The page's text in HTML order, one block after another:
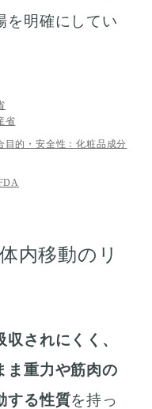
を明確にしてい
省
目的・安全性：化粧品成分
内移動のリ
収されにくく、
ま重力や筋肉の
する性質を持っ